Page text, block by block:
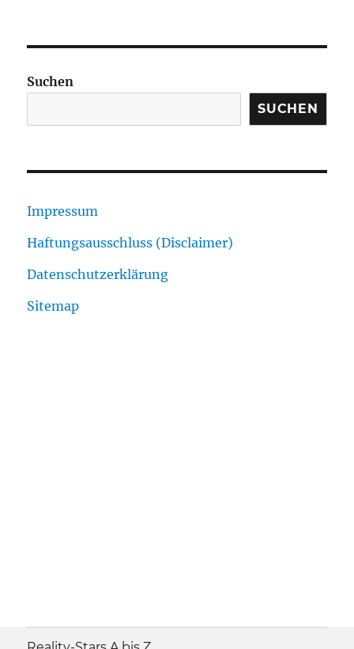
Suchen
SUCHEN
Impressum
Haftungsausschluss (Disclaimer)
Datenschutzerklärung
Sitemap